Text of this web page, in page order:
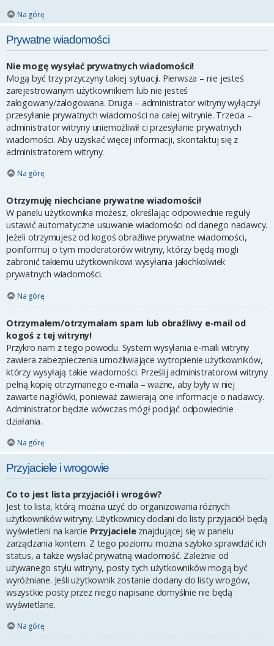
Na górę
Prywatne wiadomości
Nie mogę wysyłać prywatnych wiadomości!
Mogą być trzy przyczyny takiej sytuacji. Pierwsza – nie jesteś
zarejestrowanym użytkownikiem lub nie jesteś
zalogowany/zalogowana. Druga – administrator witryny wyłączył
przesyłanie prywatnych wiadomości na całej witrynie. Trzecia –
administrator witryny uniemożliwił ci przesyłanie prywatnych
wiadomości. Aby uzyskać więcej informacji, skontaktuj się z
administratorem witryny.
Na górę
Otrzymuję niechciane prywatne wiadomości!
W panelu użytkownika możesz, określając odpowiednie reguły
ustawić automatyczne usuwanie wiadomości od danego nadawcy.
Jeżeli otrzymujesz od kogoś obraźliwe prywatne wiadomości,
poinformuj o tym moderatorów witryny, którzy będą mogli
zabronić takiemu użytkownikowi wysyłania jakichkolwiek
prywatnych wiadomości.
Na górę
Otrzymałem/otrzymałam spam lub obraźliwy e-mail od
kogoś z tej witryny!
Przykro nam z tego powodu. System wysyłania e-maili witryny
zawiera zabezpieczenia umożliwiające wytropienie użytkowników,
którzy wysyłają takie wiadomości. Prześlij administratorowi witryny
pełną kopię otrzymanego e-maila – ważne, aby były w niej
zawarte nagłówki, ponieważ zawierają one informacje o nadawcy.
Administrator będzie wówczas mógł podjąć odpowiednie
działania.
Na górę
Przyjaciele i wrogowie
Co to jest lista przyjaciół i wrogów?
Jest to lista, którą można użyć do organizowania różnych
użytkowników witryny. Użytkownicy dodani do listy przyjaciół będą
wyświetleni na karcie Przyjacieleznajdującej się w panelu
zarządzania kontem. Z tego poziomu można szybko sprawdzić ich
status, a także wysłać prywatną wiadomość. Zależnie od
używanego stylu witryny, posty tych użytkowników mogą być
wyróżniane. Jeśli użytkownik zostanie dodany do listy wrogów,
wszystkie posty przez niego napisane domyślnie nie będą
wyświetlane.
Na górę